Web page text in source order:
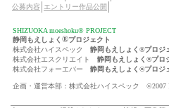
公募内容
エントリー作品公開
SHIZUOKA moeshoku® PROJECT
静岡もえしょく ®プロジェクト
株式会社ハイスペック 静岡もえしょく®プロジ
株式会社エスクリエイト 静岡もえしょく®プロ
株式会社フォーエバー 静岡もえしょく®プロジ
企画・運営本部：株式会社ハイスペック ©2007